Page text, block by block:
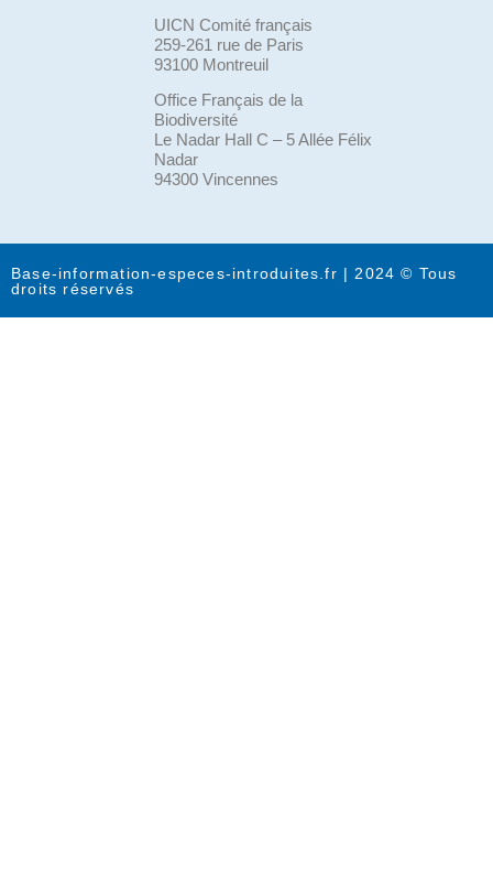
UICN Comité français
259-261 rue de Paris
93100 Montreuil
Office Français de la
Biodiversité
Le Nadar Hall C – 5 Allée Félix
Nadar
94300 Vincennes
Base-information-especes-introduites.fr | 2024 © Tous
droits réservés